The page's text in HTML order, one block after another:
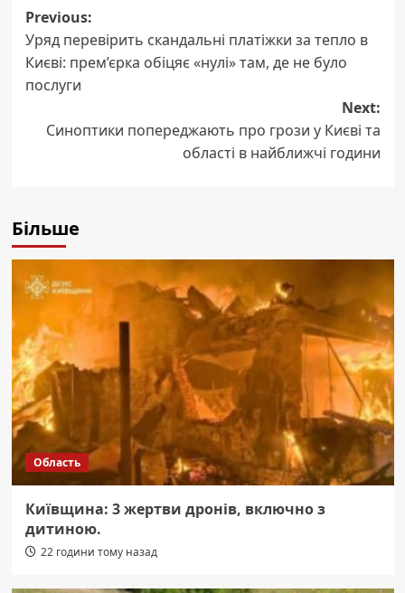
Post
navigation
Previous:
Уряд перевірить скандальні платіжки за тепло в
Києві: прем’єрка обіцяє «нулі» там, де не було
послуги
Next:
Синоптики попереджають про грози у Києві та
області в найближчі години
Більше
Область
Київщина: 3 жертви дронів, включно з
дитиною.
22 години тому назад